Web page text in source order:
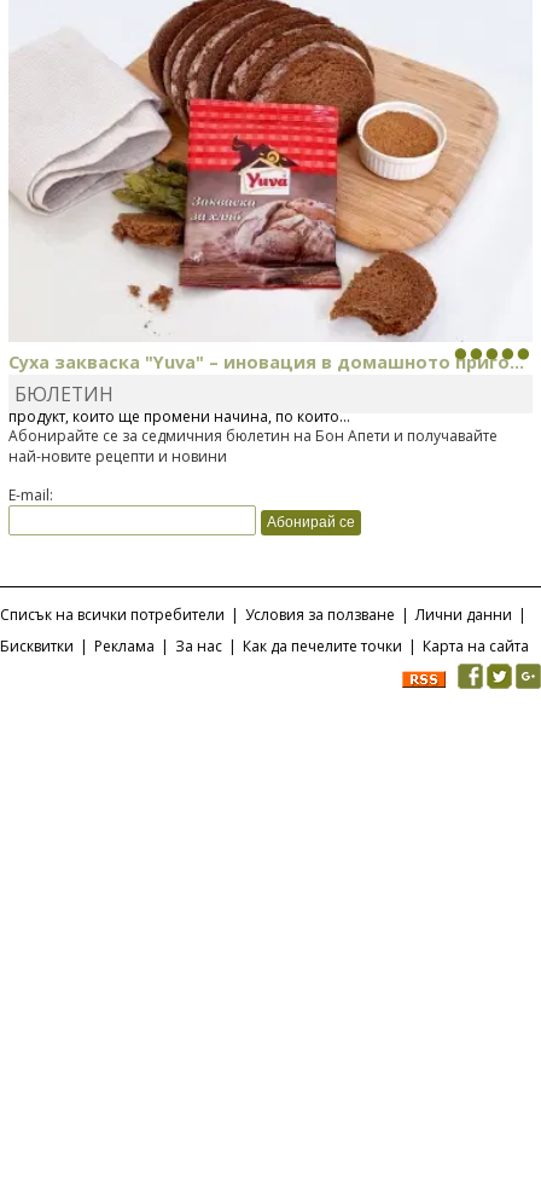
Суха закваска "Yuva" – иновация в домашното приго...
Отскоро Лесафр България стартира предлагането на изцяло нов
продукт, който ще промени начина, по който...
БЮЛЕТИН
Абонирайте се за седмичния бюлетин на Бон Апети и получавайте
най-новите рецепти и новини
E-mail:
Списък на всички потребители | Условия за ползване | Лични данни |
Бисквитки | Реклама | За нас | Как да печелите точки | Карта на сайта